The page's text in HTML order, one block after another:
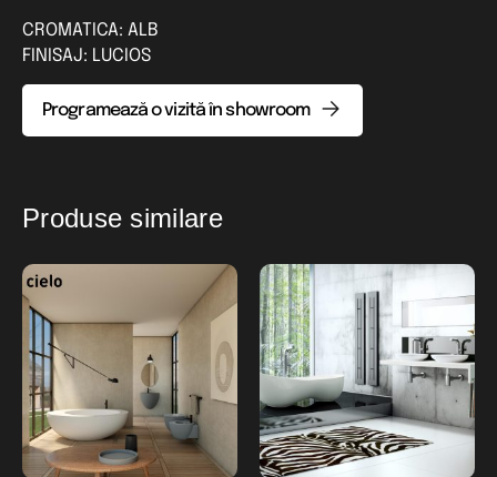
CROMATICA: ALB
FINISAJ: LUCIOS
Programează o vizită în showroom
Produse similare